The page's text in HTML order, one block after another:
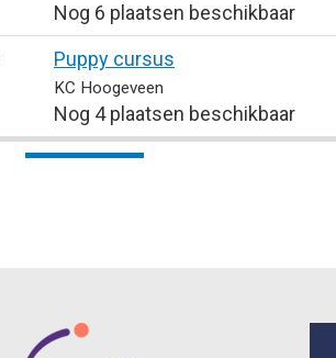
Nog 6 plaatsen beschikbaar
Puppy cursus
KC Hoogeveen
Nog 4 plaatsen beschikbaar